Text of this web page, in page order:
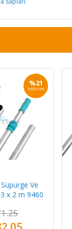
%21
indirim
Ve
3 x 2 m 9460